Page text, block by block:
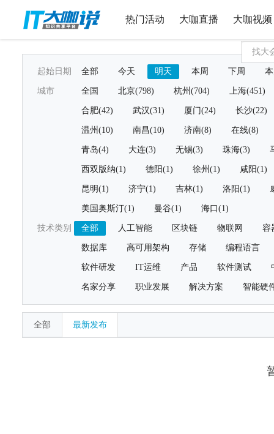
热门活动 大咖直播 大咖视频
起始日期 全部 今天 明天 本周 下周
城市 全国 北京(798) 杭州(704) 上海(451)
合肥(42) 武汉(31) 厦门(24) 长沙(22)
温州(10) 南昌(10) 济南(8) 在线(8)
青岛(4) 大连(3) 无锡(3) 珠海(3)
西双版纳(1) 德阳(1) 徐州(1) 咸阳(1)
昆明(1) 济宁(1) 吉林(1) 洛阳(1)
美国奥斯汀(1) 曼谷(1) 海口(1)
技术类别 全部 人工智能 区块链 物联网 容
数据库 高可用架构 存储 编程语言
软件研发 IT运维 产品 软件测试
名家分享 职业发展 解决方案 智能硬
全部 最新发布